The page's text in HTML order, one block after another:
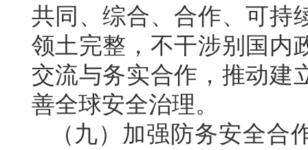
共同、综合、合作、可持
领土完整，不干涉别国内
交流与务实合作，推动建
善全球安全治理。
（九）加强防务安全